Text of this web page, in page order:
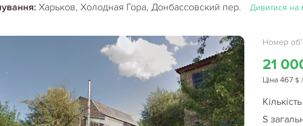
Харьков, Холодная Гора, Донбассовский пер. Дивитися на
Номер
21
Ціна 467 $
S